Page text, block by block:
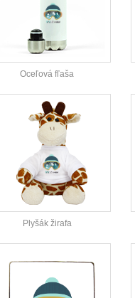
Oceľová fľaša
Plyšák žirafa